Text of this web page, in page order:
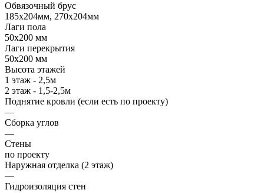
Обвязочный брус
185х204мм, 270х204мм
Лаги пола
50х200 мм
Лаги перекрытия
50х200 мм
Высота этажей
1 этаж - 2,5м
2 этаж - 1,5-2,5м
Поднятие кровли (если есть по проекту)
—
Сборка углов
—
Стены
по проекту
Наружная отделка (2 этаж)
—
Гидроизоляция стен